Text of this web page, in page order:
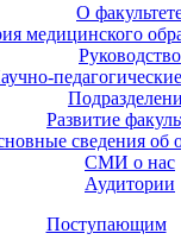
О
медицинского
Руководство
Развитие
сведения об
СМИ о нас
Аудитории
Поступающим